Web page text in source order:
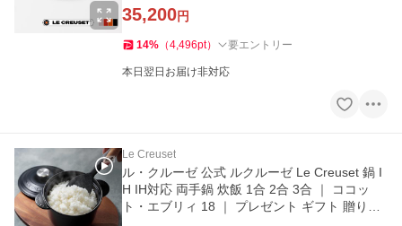
35,200円
14% （4,496pt） 要エントリー
本日翌日お届け非対応
Le Creuset
ル・クルーゼ 公式 ルクルーゼ Le Creuset 鍋 I
H IH対応 両手鍋 炊飯 1合 2合 3合 ｜ ココッ
ト・エブリィ 18 ｜ プレゼント ギフト 贈り物